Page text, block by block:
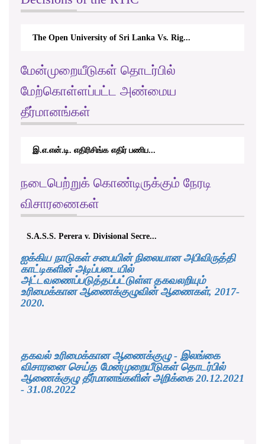
The Open University of Sri Lanka Vs. Rig...
மேன்முறையீடுகள் தொடர்பில்
மேற்கொள்ளப்பட்ட அண்மைய
தீர்மானங்கள்
இ.எ.என்.டி. எதிரிசிங்க எதிர் பணிப...
நடைபெற்றுக் கொண்டிருக்கும் நேரடி
விசாரணைகள்
S.A.S.S. Perera v. Divisional Secre...
ஐக்கிய நாடுகள் சபையின் நிலையான அபிவிருத்தி
காட்டிகளின் அடிப்படையில்
அட்டவணைப்படுத்தப்பட்டுள்ள தகவலறியும்
உரிமைக்கான ஆணைக்குழுவின் ஆணைகள், 2017-
2020.
தகவல் உரிமைக்கான ஆணைக்குழு - இலங்கை
விசாரனை செய்த மேன்முறையீடுகள் தொடர்பில்
ஆணைக்குழு தீர்மானங்களின் அறிக்கை 20.12.2021
- 31.08.2022